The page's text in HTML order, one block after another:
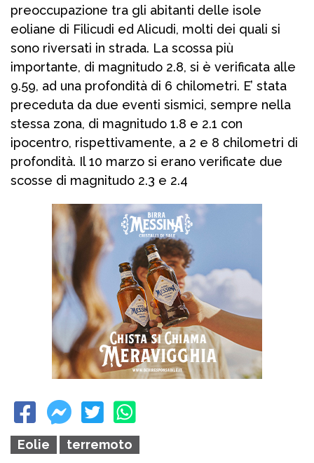
preoccupazione tra gli abitanti delle isole
eoliane di Filicudi ed Alicudi, molti dei quali si
sono riversati in strada. La scossa più
importante, di magnitudo 2.8, si è verificata alle
9.59, ad una profondità di 6 chilometri. E’ stata
preceduta da due eventi sismici, sempre nella
stessa zona, di magnitudo 1.8 e 2.1 con
ipocentro, rispettivamente, a 2 e 8 chilometri di
profondità. Il 10 marzo si erano verificate due
scosse di magnitudo 2.3 e 2.4
Eolie
terremoto